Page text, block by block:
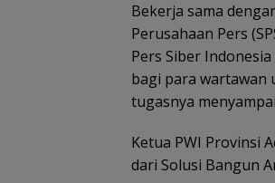
Bekerja sama
Perusahaan Pers
Pers Siber
bagi para wartawan
tugasnya
Ketua PWI Provinsi
dari Solusi Bangun